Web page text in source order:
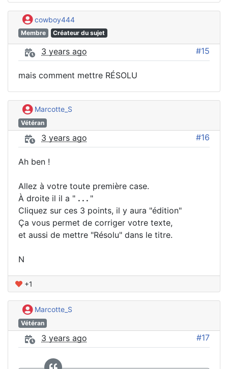
cowboy444
Membre Créateur du sujet
3 years ago #15
mais comment mettre RÉSOLU
Marcotte_S
Vétéran
3 years ago #16
Ah ben !
Allez à votre toute première case.
À droite il il a " . . . "
Cliquez sur ces 3 points, il y aura "édition"
Ça vous permet de corriger votre texte,
et aussi de mettre "Résolu" dans le titre.
N
+1
Marcotte_S
Vétéran
3 years ago #17